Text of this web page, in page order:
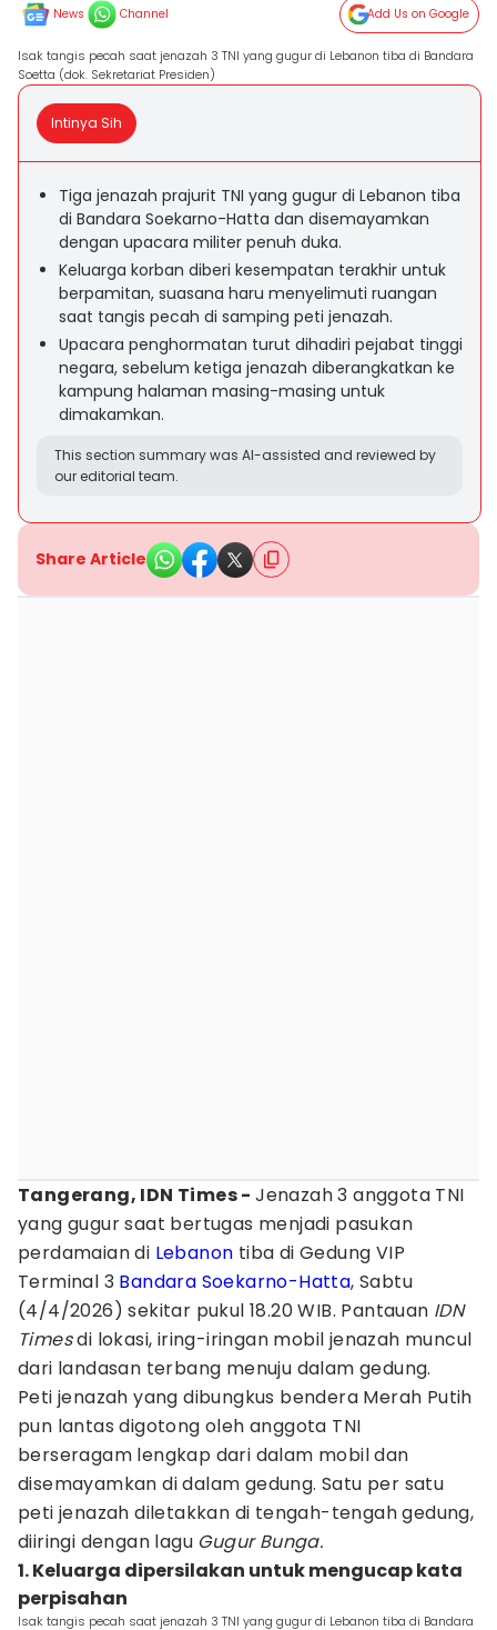
News Channel Add Us on Google
Isak tangis pecah saat jenazah 3 TNI yang gugur di Lebanon tiba di Bandara
Soetta (dok. Sekretariat Presiden)
Intinya Sih
Tiga jenazah prajurit TNI yang gugur di Lebanon tiba
di Bandara Soekarno-Hatta dan disemayamkan
dengan upacara militer penuh duka.
Keluarga korban diberi kesempatan terakhir untuk
berpamitan, suasana haru menyelimuti ruangan
saat tangis pecah di samping peti jenazah.
Upacara penghormatan turut dihadiri pejabat tinggi
negara, sebelum ketiga jenazah diberangkatkan ke
kampung halaman masing-masing untuk
dimakamkan.
This section summary was AI-assisted and reviewed by
our editorial team.
Share Article
Tangerang, IDN Times -Jenazah 3 anggota TNI
yang gugur saat bertugas menjadi pasukan
perdamaian di Lebanon tiba di Gedung VIP
Terminal 3 Bandara Soekarno-Hatta, Sabtu
(4/4/2026) sekitar pukul 18.20 WIB. Pantauan IDN
Timesdi lokasi, iring-iringan mobil jenazah muncul
dari landasan terbang menuju dalam gedung.
Peti jenazah yang dibungkus bendera Merah Putih
pun lantas digotong oleh anggota TNI
berseragam lengkap dari dalam mobil dan
disemayamkan di dalam gedung. Satu per satu
peti jenazah diletakkan di tengah-tengah gedung,
diiringi dengan lagu Gugur Bunga.
1. Keluarga dipersilakan untuk mengucap kata
perpisahan
Isak tangis pecah saat jenazah 3 TNI yang gugur di Lebanon tiba di Bandara